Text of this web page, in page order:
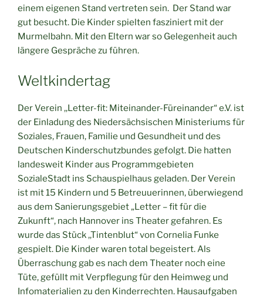
einem eigenen Stand vertreten sein. Der Stand war
gut besucht. Die Kinder spielten fasziniert mit der
Murmelbahn. Mit den Eltern war so Gelegenheit auch
längere Gespräche zu führen.
Weltkindertag
Der Verein ,,Letter-fit: Miteinander-Füreinander“ e.V. ist
der Einladung des Niedersächsischen Ministeriums für
Soziales, Frauen, Familie und Gesundheit und des
Deutschen Kinderschutzbundes gefolgt. Die hatten
landesweit Kinder aus Programmgebieten
SozialeStadt ins Schauspielhaus geladen. Der Verein
ist mit 15 Kindern und 5 Betreuuerinnen, überwiegend
aus dem Sanierungsgebiet „Letter – fit für die
Zukunft“, nach Hannover ins Theater gefahren. Es
wurde das Stück ,,Tintenblut“ von Cornelia Funke
gespielt. Die Kinder waren total begeistert. Als
Überraschung gab es nach dem Theater noch eine
Tüte, gefüllt mit Verpflegung für den Heimweg und
Infomaterialien zu den Kinderrechten. Hausaufgaben